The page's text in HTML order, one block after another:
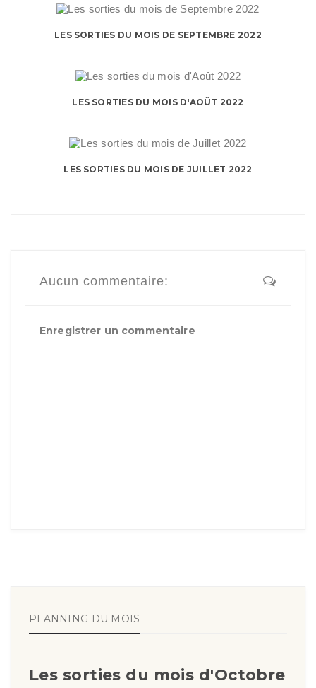
LES SORTIES DU MOIS DE SEPTEMBRE 2022
LES SORTIES DU MOIS D'AOÛT 2022
LES SORTIES DU MOIS DE JUILLET 2022
Aucun commentaire:
Enregistrer un commentaire
PLANNING DU MOIS
Les sorties du mois d'Octobre